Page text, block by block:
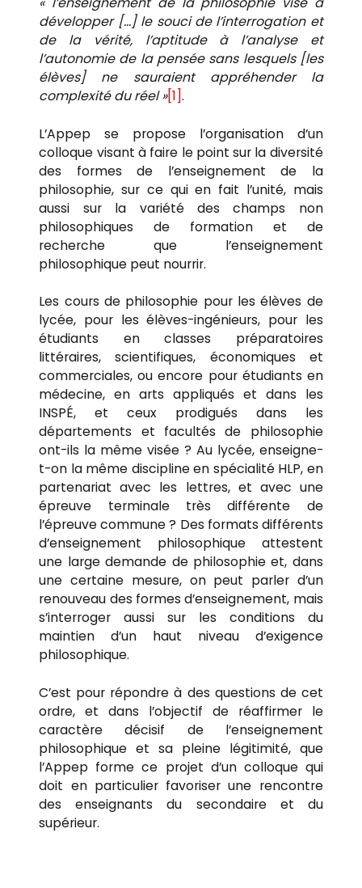
développer […] le souci de l’interrogation et
de la vérité, l’aptitude à l’analyse et
l’autonomie de la pensée sans lesquels [les
élèves] ne sauraient appréhender la
complexité du réel »[1].
L’Appep se propose l’organisation d’un
colloque visant à faire le point sur la diversité
des formes de l’enseignement de la
philosophie, sur ce qui en fait l’unité, mais
aussi sur la variété des champs non
philosophiques de formation et de
recherche que l’enseignement
philosophique peut nourrir.
Les cours de philosophie pour les élèves de
lycée, pour les élèves-ingénieurs, pour les
étudiants en classes préparatoires
littéraires, scientifiques, économiques et
commerciales, ou encore pour étudiants en
médecine, en arts appliqués et dans les
INSPÉ, et ceux prodigués dans les
départements et facultés de philosophie
ont-ils la même visée ? Au lycée, enseigne-
t-on la même discipline en spécialité HLP, en
partenariat avec les lettres, et avec une
épreuve terminale très différente de
l’épreuve commune ? Des formats différents
d’enseignement philosophique attestent
une large demande de philosophie et, dans
une certaine mesure, on peut parler d’un
renouveau des formes d’enseignement, mais
s’interroger aussi sur les conditions du
maintien d’un haut niveau d’exigence
philosophique.
C’est pour répondre à des questions de cet
ordre, et dans l’objectif de réaffirmer le
caractère décisif de l’enseignement
philosophique et sa pleine légitimité, que
l’Appep forme ce projet d’un colloque qui
doit en particulier favoriser une rencontre
des enseignants du secondaire et du
supérieur.